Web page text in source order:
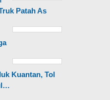
Patah As
Kuantan, Tol